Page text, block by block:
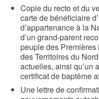
Copie du recto et du
carte de bénéficiaire
d’appartenance à la
d’un grand-parent
peuple des
des Territoires du
actuelles, ainsi qu’un
certificat de baptême
Une lettre de